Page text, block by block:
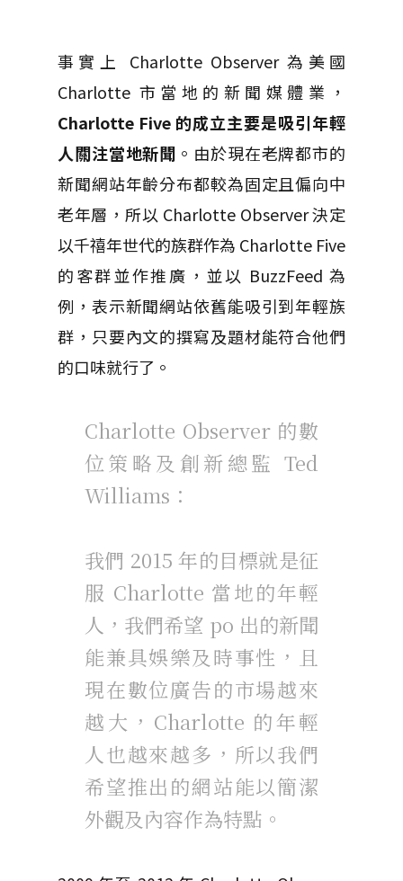
事實上 Charlotte Observer 為美國
Charlotte 市當地的新聞媒體業，
Charlotte Five 的成立主要是吸引年輕
人關注當地新聞 。由於現在老牌都市的
新聞網站年齡分布都較為固定且偏向中
老年層，所以 Charlotte Observer 決定
以千禧年世代的族群作為 Charlotte Five
的客群並作推廣，並以 BuzzFeed 為
例，表示新聞網站依舊能吸引到年輕族
群，只要內文的撰寫及題材能符合他們
的口味就行了。
Charlotte Observer 的數
位策略及創新總監 Ted
Williams：
我們 2015 年的目標就是征
服 Charlotte 當地的年輕
人，我們希望 po 出的新聞
能兼具娛樂及時事性，且
現在數位廣告的市場越來
越大，Charlotte 的年輕
人也越來越多，所以我們
希望推出的網站能以簡潔
外觀及內容作為特點。